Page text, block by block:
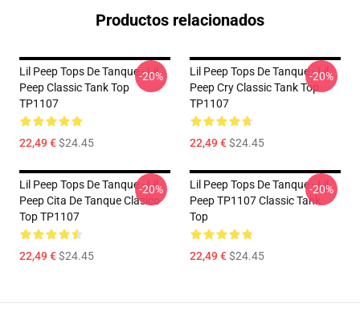
Productos relacionados
Lil Peep Tops De Tanque - Lil
Peep Classic Tank Top
TP1107
22,49 €$24.45
-20%
Lil Peep Tops De Tanque - Lil
Peep Cry Classic Tank Top
TP1107
22,49 €$24.45
-20%
Lil Peep Tops De Tanque - Lil
Peep Cita De Tanque Clásico
Top TP1107
22,49 €$24.45
-20%
Lil Peep Tops De Tanque - Lil
Peep TP1107 Classic Tank
Top
22,49 €$24.45
-20%